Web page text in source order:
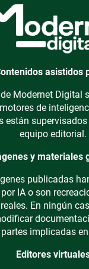
asistidos
Modernet Digital
de
están
equipo editorial.
y materiales
publicadas
IA o son
En ningún
implicadas
Editores